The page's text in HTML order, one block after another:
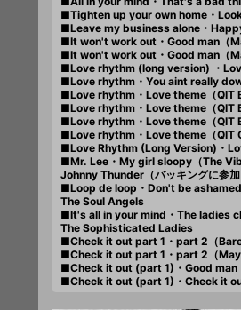
■Tighten up your own home・
■Leave my business alone・
■It won't work out・Good man（
■It won't work out・Good man（
■Love rhythm (long version) ・
■Love rhythm・You aint really
■Love rhythm・Love theme（QIT
■Love rhythm・Love theme（QIT
■Love rhythm・Love theme（QIT
■Love rhythm・Love theme（QIT
■Love Rhythm (Long Version)・
■Mr. Lee・My girl sloopy（The
Johnny Thunder（バッキングに参
■Loop de loop・Don't be
The Soul Angels
■It's all in your mind・The ladies
The Sophisticated Ladies
■Check it out part 1・part 2（
■Check it out part 1・part 2（
■Check it out (part 1)・Good
■Check it out (part 1)・Check it